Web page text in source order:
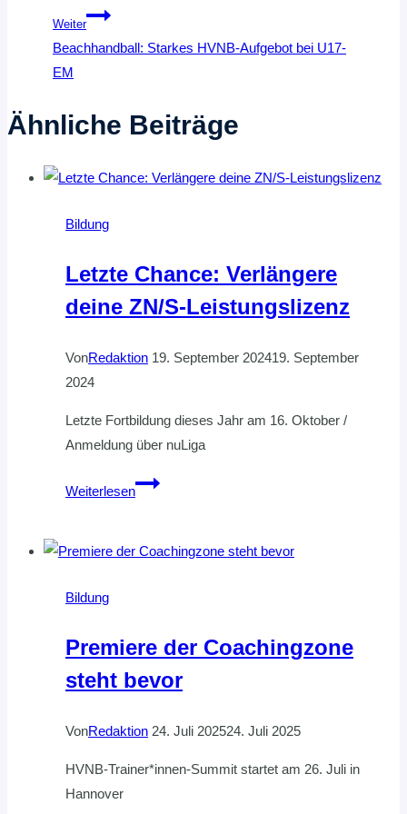
Weiter
Beachhandball: Starkes HVNB-Aufgebot bei U17-
EM
Ähnliche Beiträge
Bildung
Letzte Chance: Verlängere
deine ZN/S-Leistungslizenz
VonRedaktion 19. September 202419. September
2024
Letzte Fortbildung dieses Jahr am 16. Oktober /
Anmeldung über nuLiga
Weiterlesen
Letzte
deine
Bildung
Premiere der Coachingzone
steht bevor
VonRedaktion 24. Juli 202524. Juli 2025
HVNB-Trainer*innen-Summit startet am 26. Juli in
Hannover